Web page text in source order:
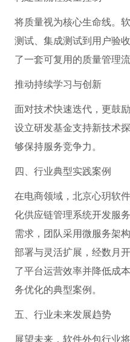
将质量视为核心生命线。
测试、集成测试到用户验
了一套可复用的质量管理
推动持续学习与创新
面对技术快速迭代，更鼓
设立研发基金支持新技术
够保持服务竞争力。
四、行业典型实践案例
在电商领域，北京心玥软
化供应链管理系统开发服
需求，团队采用微服务架
部署与灵活扩展，经数月
了平台运营效率并降低成
务优化的典型案例。
五、行业未来发展趋势
展望未来，软件外包行业